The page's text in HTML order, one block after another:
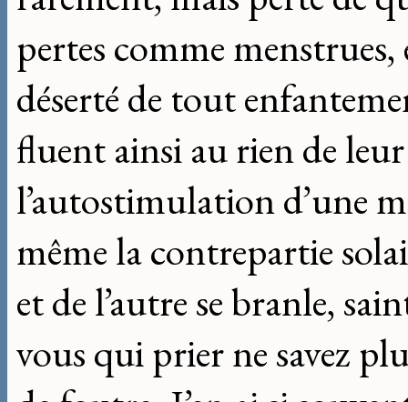
pertes comme
déserté de tout
fluent ainsi au rien de
l’autostimulation d’une
même la contrepartie
et de l’autre se branle,
vous qui prier ne savez